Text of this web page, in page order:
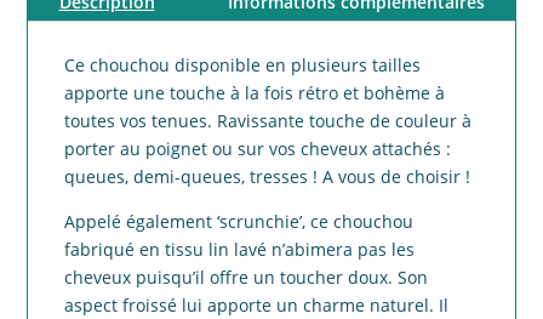
Ce chouchou disponible en plusieurs tailles
apporte une touche à la fois rétro et bohème à
toutes vos tenues. Ravissante touche de couleur à
porter au poignet ou sur vos cheveux attachés :
queues, demi-queues, tresses ! A vous de choisir !
Appelé également ‘scrunchie’, ce chouchou
fabriqué en tissu lin lavé n’abimera pas les
cheveux puisqu’il offre un toucher doux. Son
aspect froissé lui apporte un charme naturel. Il